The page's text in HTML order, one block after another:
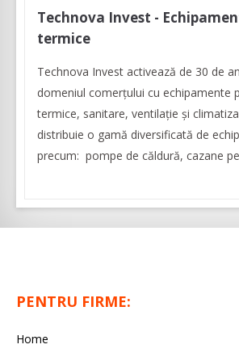
Technova Invest -
termice
Technova Invest activează de 30 de
domeniul comerțului cu echipamente
termice, sanitare, ventilaţie şi
distribuie o gamă diversificată de
precum: pompe de căldură, cazane
PENTRU FIRME:
Home